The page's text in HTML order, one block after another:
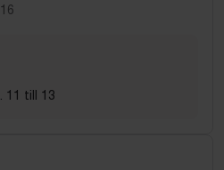
11 till 13